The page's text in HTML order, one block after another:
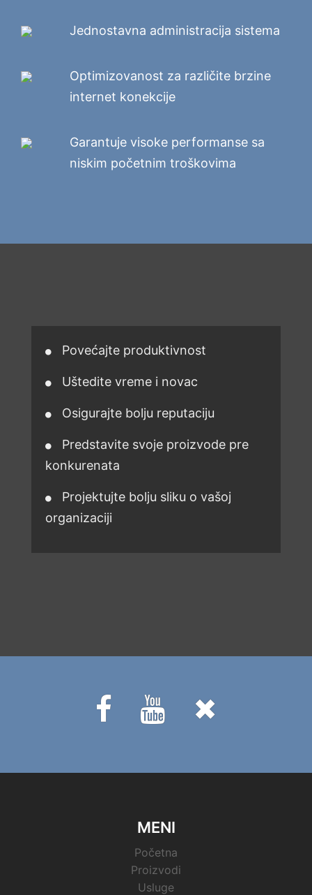
Jednostavna administracija sistema
Optimizovanost za različite brzine
internet konekcije
Garantuje visoke performanse sa
niskim početnim troškovima
Povećajte produktivnost
Uštedite vreme i novac
Osigurajte bolju reputaciju
Predstavite svoje proizvode pre
konkurenata
Projektujte bolju sliku o vašoj
organizaciji
Youtube
MENI
Početna
Proizvodi
Usluge